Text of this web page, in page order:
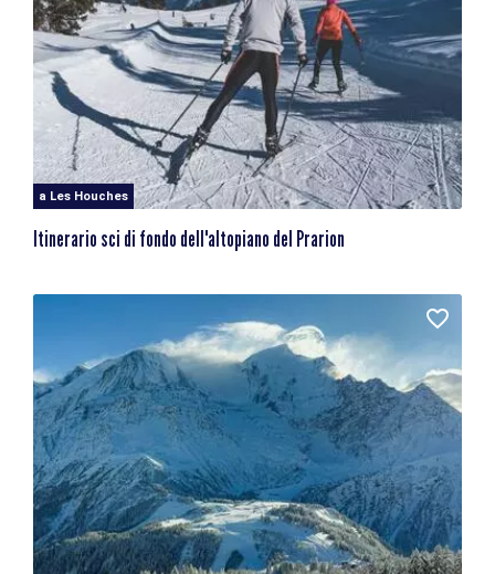
a Les Houches
Itinerario sci di fondo dell'altopiano del Prarion